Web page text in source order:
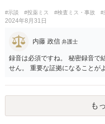
#示談 #投薬ミス #検査ミス・事故 #
2024年8月31日
内藤 政信 弁護士
録音は必須ですね。 秘密録音で
せん。 重要な証拠になることが
も